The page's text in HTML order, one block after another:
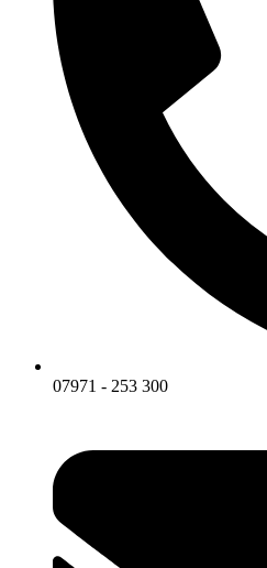
07971 - 253 300